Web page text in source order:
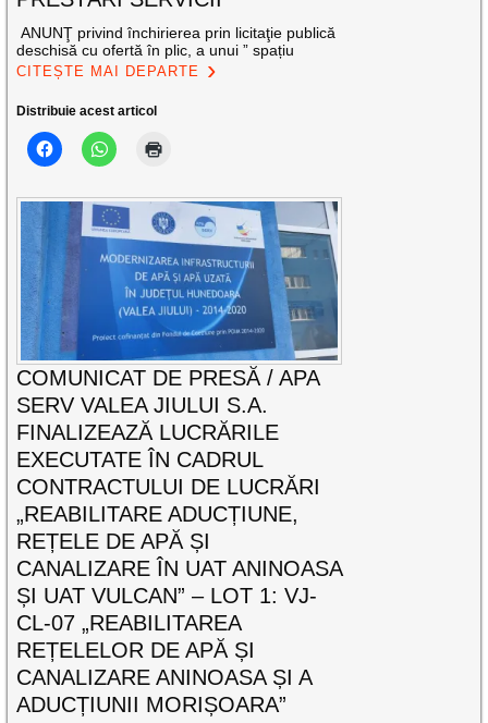
ANUNŢ privind închirierea prin licitaţie publică
deschisă cu ofertă în plic, a unui ” spațiu
CITEȘTE MAI DEPARTE
Distribuie acest articol
COMUNICAT DE PRESĂ / APA
SERV VALEA JIULUI S.A.
FINALIZEAZĂ LUCRĂRILE
EXECUTATE ÎN CADRUL
CONTRACTULUI DE LUCRĂRI
„REABILITARE ADUCȚIUNE,
REȚELE DE APĂ ȘI
CANALIZARE ÎN UAT ANINOASA
ȘI UAT VULCAN” – LOT 1: VJ-
CL-07 „REABILITAREA
REȚELELOR DE APĂ ȘI
CANALIZARE ANINOASA ȘI A
ADUCȚIUNII MORIȘOARA”